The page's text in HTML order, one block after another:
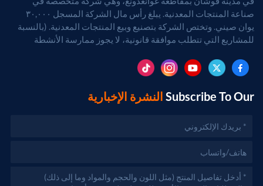
صناعة المنتجات المعدنية. يبلغ رأس مال الشركة المسجل ٣٠,٠٠٠
يوان صيني. وتختص الشركة بتصنيع وبيع المنتجات المعدنية. (بالنسبة
للمشاريع التي تتطلب موافقة قانونية، لا يجوز ممارسة الأنشطة
Subscribe To Our النشرة الإخبارية